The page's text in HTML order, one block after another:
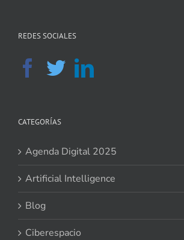
REDES SOCIALES
CATEGORÍAS
Agenda Digital 2025
Artificial Intelligence
Blog
Ciberespacio